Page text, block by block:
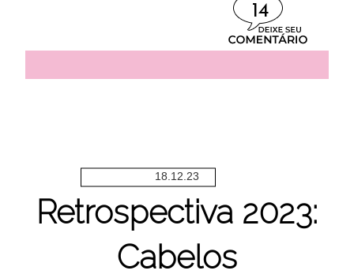
14
18.12.23
Retrospectiva 2023:
Cabelos